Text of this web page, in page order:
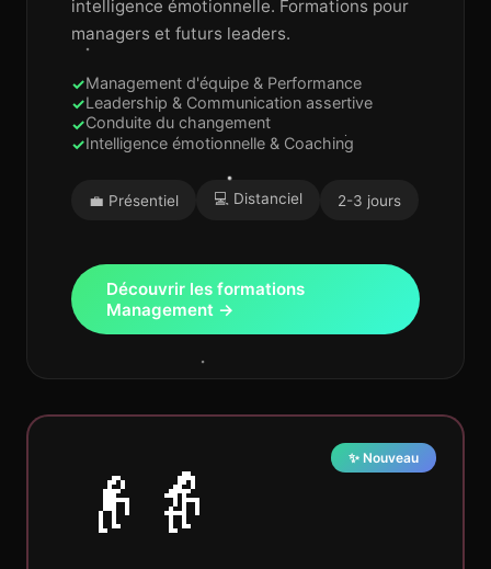
intelligence émotionnelle. Formations pour
managers et futurs leaders.
Management d'équipe & Performance
Leadership & Communication assertive
Conduite du changement
Intelligence émotionnelle & Coaching
💼 Présentiel 💻 Distanciel 2-3 jours
Découvrir les formations
Management →
✨ Nouveau
👴👵